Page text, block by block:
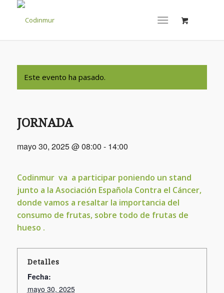
Este evento ha pasado.
JORNADA
mayo 30, 2025 @ 08:00 - 14:00
Codinmur va a participar poniendo un stand
junto a la Asociación Española Contra el Cáncer,
donde vamos a resaltar la importancia del
consumo de frutas, sobre todo de frutas de
hueso .
Detalles
Fecha:
mayo 30, 2025